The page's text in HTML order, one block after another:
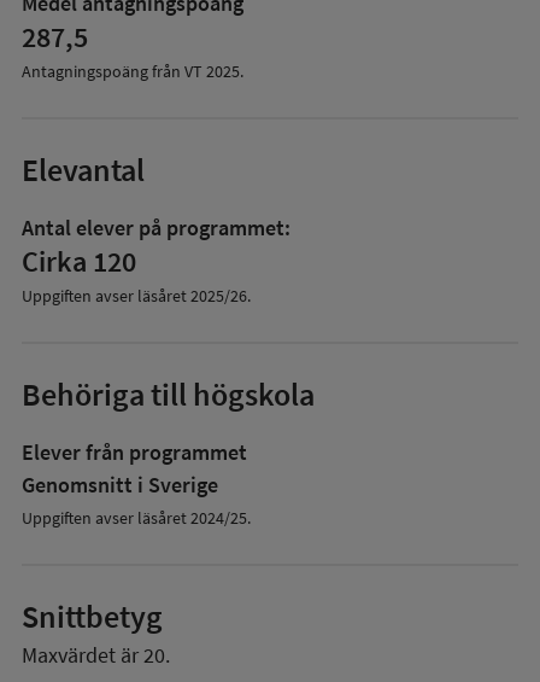
287,5
Antagningspoäng från VT 2025.
Elevantal
Antal elever på programmet:
Cirka 120
Uppgiften avser läsåret2025/26.
Behöriga till högskola
Elever från programmet
Genomsnitt i Sverige
Uppgiften avser läsåret 2024/25.
Snittbetyg
Maxvärdet är 20.